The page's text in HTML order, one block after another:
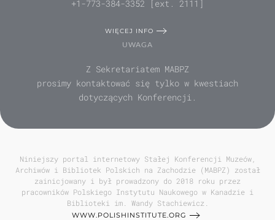
+1-773-384-3352 [ext. 2111]
WIĘCEJ INFO
UWAGA
Z Sekretariatem MABPZ
prosimy kontaktować się tylko w kwestiach
dotyczących Konferencji.
Niniejszy portal internetowy Stałej Konferencji Muzeów,
Archiwów i Bibliotek Polskich na Zachodzie (MABPZ) został
zainicjowany i był prowadzony do 2018 roku przez
pracowników Polskiego Instytutu Naukowego w Kanadzie i
Biblioteki im. Wandy Stachiewicz.
WWW.POLISHINSTITUTE.ORG